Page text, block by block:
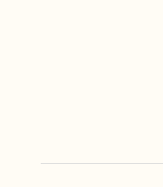
Il progetto Digital